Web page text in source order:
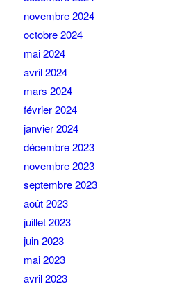
novembre 2024
octobre 2024
mai 2024
avril 2024
mars 2024
février 2024
janvier 2024
décembre 2023
novembre 2023
septembre 2023
août 2023
juillet 2023
juin 2023
mai 2023
avril 2023